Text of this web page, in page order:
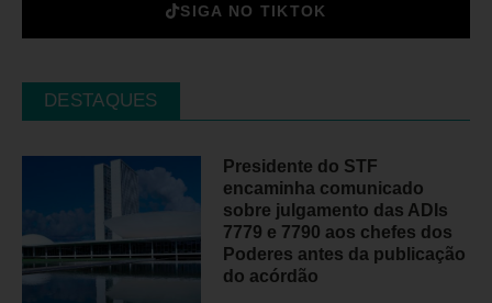
SIGA NO TIKTOK
DESTAQUES
Presidente do STF
encaminha comunicado
sobre julgamento das ADIs
7779 e 7790 aos chefes dos
Poderes antes da publicação
do acórdão